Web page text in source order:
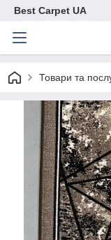
Best Carpet UA
Товари та